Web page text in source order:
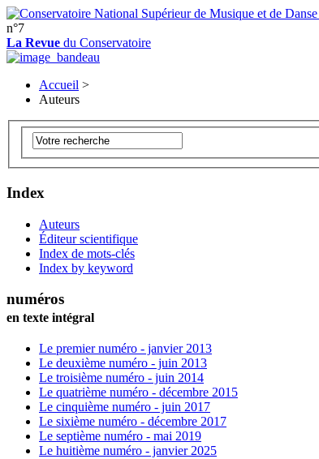
n°7
La Revue du Conservatoire
Accueil >
Auteurs
Index
Auteurs
Éditeur scientifique
Index de mots-clés
Index by keyword
numéros
en texte intégral
Le premier numéro - janvier 2013
Le deuxième numéro - juin 2013
Le troisième numéro - juin 2014
Le quatrième numéro - décembre 2015
Le cinquième numéro - juin 2017
Le sixième numéro - décembre 2017
Le septième numéro - mai 2019
Le huitième numéro - janvier 2025